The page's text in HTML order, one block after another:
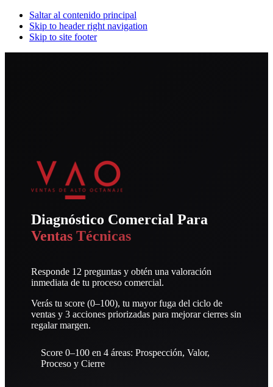
Saltar al contenido principal
Skip to header right navigation
Skip to site footer
Diagnóstico Comercial Para
Ventas Técnicas
Responde 12 preguntas y obtén una valoración
inmediata de tu proceso comercial.
Verás tu score (0–100), tu mayor fuga del ciclo de
ventas y 3 acciones priorizadas para mejorar cierres sin
regalar margen.
Score 0–100 en 4 áreas: Prospección, Valor,
Proceso y Cierre